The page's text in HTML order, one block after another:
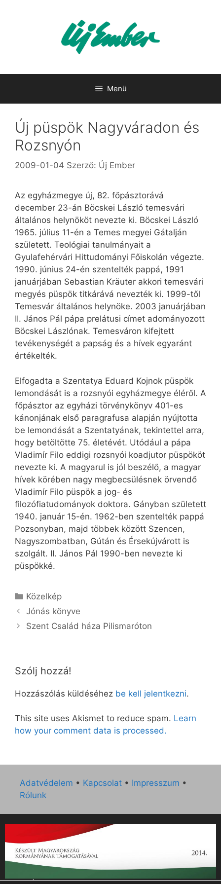
Menü
Új püspök Nagyváradon és
Rozsnyón
2009-01-04 Szerző: Új Ember
Az egyházmegye új, 82. főpásztorává
december 23-án Böcskei László temesvári
általános helynököt nevezte ki. Böcskei László
1965. július 11-én a Temes megyei Gátalján
született. Teológiai tanulmányait a
Gyulafehérvári Hittudományi Főiskolán végezte.
1990. június 24-én szentelték pappá, 1991
januárjában Sebastian Kräuter akkori temesvári
megyés püspök titkárává nevezték ki. 1999-től
Temesvár általános helynöke. 2003 januárjában
II. János Pál pápa prelátusi címet adományozott
Böcskei Lászlónak. Temesváron kifejtett
tevékenységét a papság és a hívek egyaránt
értékelték.
Elfogadta a Szentatya Eduard Kojnok püspök
lemondását is a rozsnyói egyházmegye éléről. A
főpásztor az egyházi törvénykönyv 401-es
kánonjának első paragrafusa alapján nyújtotta
be lemondását a Szentatyának, tekintettel arra,
hogy betöltötte 75. életévét. Utódául a pápa
Vladimír Filo eddigi rozsnyói koadjutor püspököt
nevezte ki. A magyarul is jól beszélő, a magyar
hívek körében nagy megbecsülésnek örvendő
Vladimír Filo püspök a jog- és
filozófiatudományok doktora. Gányban született
1940. január 15-én. 1962-ben szentelték pappá
Pozsonyban, majd többek között Szencen,
Nagyszombatban, Gútán és Érsekújvárott is
szolgált. II. János Pál 1990-ben nevezte ki
püspökké.
Kategória
Közelkép
Jónás könyve
Szent Család háza Pilismaróton
Szólj hozzá!
Hozzászólás küldéséhez be kell jelentkezni.
This site uses Akismet to reduce spam. Learn
how your comment data is processed.
Adatvédelem • Kapcsolat • Impresszum •
Rólunk